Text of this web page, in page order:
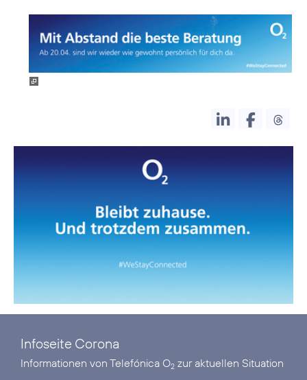
Infoseite Corona
Informationen von Telefónica O2 zur aktuellen Situation